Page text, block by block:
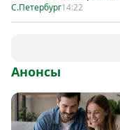
С.Петербург14:22
Анонсы